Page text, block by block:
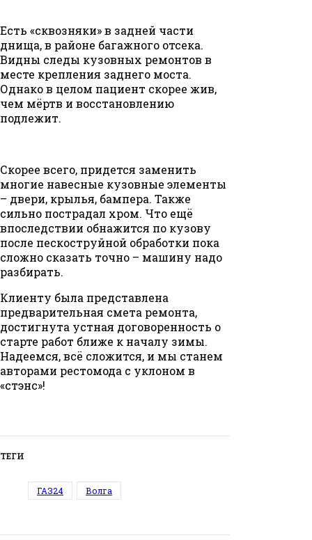
Есть «сквозняки» в задней части
днища, в районе багажного отсека.
Видны следы кузовных ремонтов в
месте крепления заднего моста.
Однако в целом пациент скорее жив,
чем мёртв и восстановлению
подлежит.
Скорее всего, придется заменить
многие навесные кузовные элементы
– двери, крылья, бампера. Также
сильно пострадал хром. Что ещё
впоследствии обнажится по кузову
после пескоструйной обработки пока
сложно сказать точно – машину надо
разбирать.
Клиенту была представлена
предварительная смета ремонта,
достигнута устная договоренность о
старте работ ближе к началу зимы.
Надеемся, всё сложится, и мы станем
авторами рестомода с уклоном в
«стэнс»!
ТЕГИ
ГАЗ24 Волга